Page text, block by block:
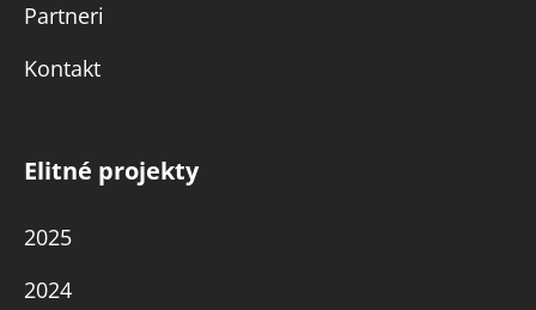
Partneri
Kontakt
Elitné projekty
2025
2024